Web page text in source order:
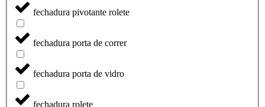
fechadura pivotante rolete
fechadura porta de correr
fechadura porta de vidro
fechadura rolete